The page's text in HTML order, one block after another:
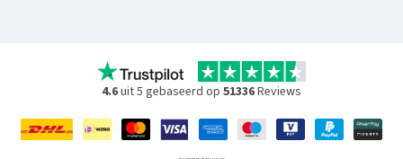
4.6uit 5 gebaseerd op 51336Reviews